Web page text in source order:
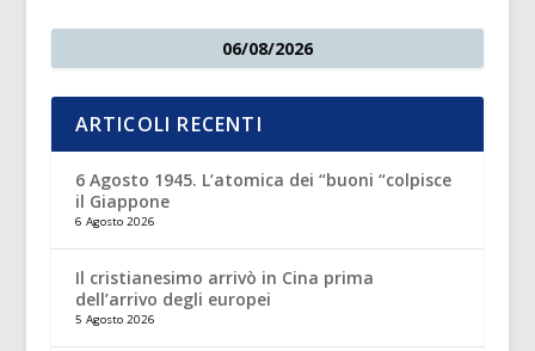
06/08/2026
ARTICOLI RECENTI
6 Agosto 1945. L’atomica dei “buoni “colpisce
il Giappone
6 Agosto 2026
Il cristianesimo arrivò in Cina prima
dell’arrivo degli europei
5 Agosto 2026